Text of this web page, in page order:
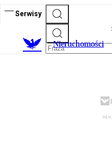
Serwisy
Nieruchomości